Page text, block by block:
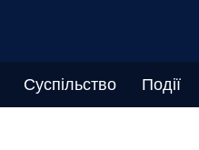
Суспільство Події